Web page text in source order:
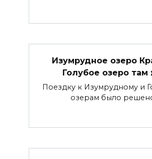
Изумрудное озеро
Голубое озеро там
Поездку к Изумрудному и
озерам было